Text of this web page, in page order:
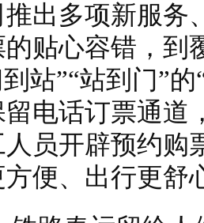
出多项新服务
贴心容错，到
站”“站到门”
电话订票通道
人员开辟预约
便、出行更舒